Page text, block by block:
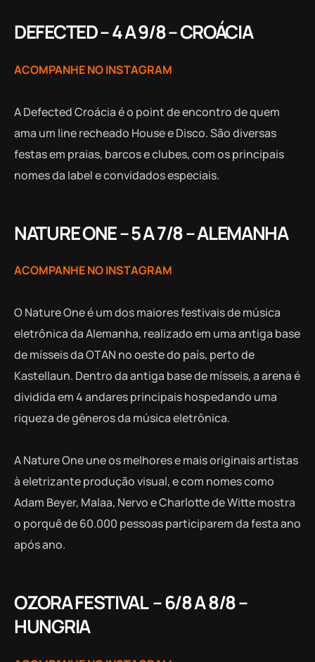
DEFECTED – 4 A 9/8 – CROÁCIA
ACOMPANHE NO INSTAGRAM
A Defected Croácia é o point de encontro de quem
ama um line recheado House e Disco. São diversas
festas em praias, barcos e clubes, com os principais
nomes da label e convidados especiais.
NATURE ONE – 5 A 7/8 – ALEMANHA
ACOMPANHE NO INSTAGRAM
O Nature One é um dos maiores festivais de música
eletrônica da Alemanha, realizado em uma antiga base
de mísseis da OTAN no oeste do país, perto de
Kastellaun. Dentro da antiga base de mísseis, a arena é
dividida em 4 andares principais hospedando uma
riqueza de gêneros da música eletrônica.
A Nature One une os melhores e mais originais artistas
à eletrizante produção visual, e com nomes como
Adam Beyer, Malaa, Nervo e Charlotte de Witte mostra
o porquê de 60.000 pessoas participarem da festa ano
após ano.
OZORA FESTIVAL – 6/8 A 8/8 –
HUNGRIA